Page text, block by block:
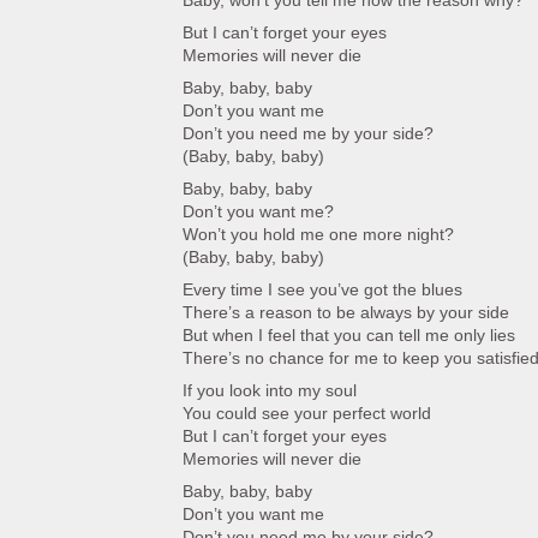
But I can’t forget your eyes
Memories will never die
Baby, baby, baby
Don’t you want me
Don’t you need me by your side?
(Baby, baby, baby)
Baby, baby, baby
Don’t you want me?
Won’t you hold me one more night?
(Baby, baby, baby)
Every time I see you’ve got the blues
There’s a reason to be always by your side
But when I feel that you can tell me only lies
There’s no chance for me to keep you satisfied
If you look into my soul
You could see your perfect world
But I can’t forget your eyes
Memories will never die
Baby, baby, baby
Don’t you want me